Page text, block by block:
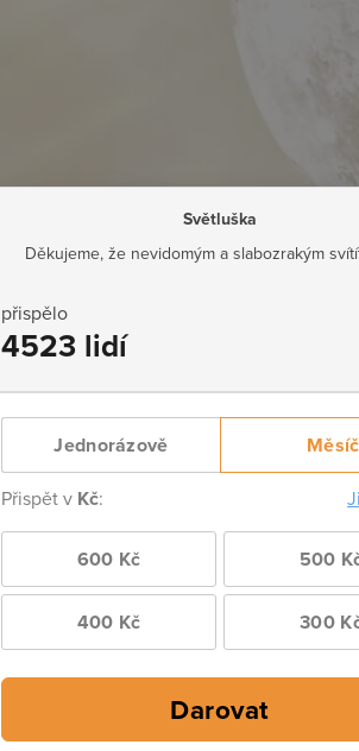
Světluška
Děkujeme, že nevidomým a slabozrakým
přispělo
4523 lidí
Jednorázově
Přispět v Kč:
600 Kč 500
400 Kč 300
Darovat